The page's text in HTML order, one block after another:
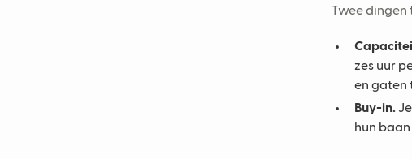
Twee dingen
zes uur
en gaten
Buy-in.
hun